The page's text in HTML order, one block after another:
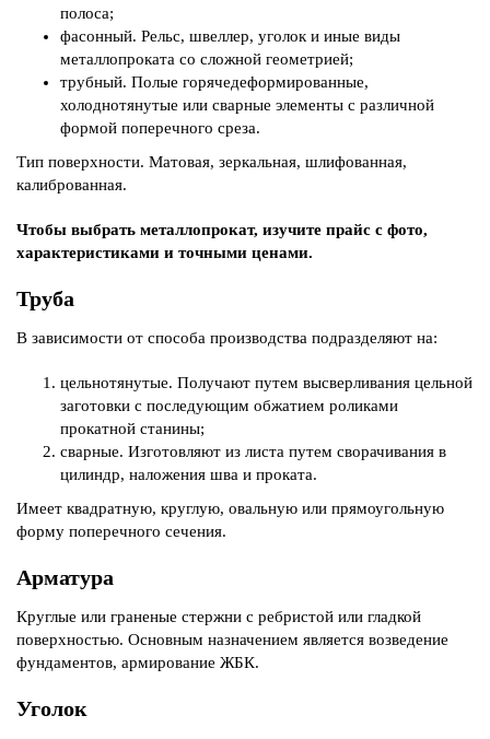
полоса;
фасонный. Рельс, швеллер, уголок и иные виды
металлопроката со сложной геометрией;
трубный. Полые горячедеформированные,
холоднотянутые или сварные элементы с различной
формой поперечного среза.
Тип поверхности. Матовая, зеркальная, шлифованная,
калиброванная.
Чтобы выбрать металлопрокат, изучите прайс с фото,
характеристиками и точными ценами.
Труба
В зависимости от способа производства подразделяют на:
цельнотянутые. Получают путем высверливания цельной
заготовки с последующим обжатием роликами
прокатной станины;
сварные. Изготовляют из листа путем сворачивания в
цилиндр, наложения шва и проката.
Имеет квадратную, круглую, овальную или прямоугольную
форму поперечного сечения.
Арматура
Круглые или граненые стержни с ребристой или гладкой
поверхностью. Основным назначением является возведение
фундаментов, армирование ЖБК.
Уголок